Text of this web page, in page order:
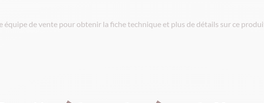
équipe de vente pour obtenir la fiche technique et plus de détails sur ce